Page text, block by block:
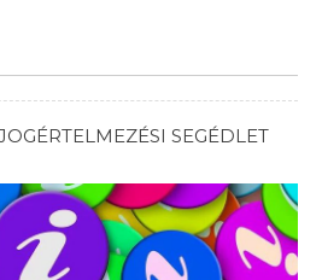
SEGÉDLET